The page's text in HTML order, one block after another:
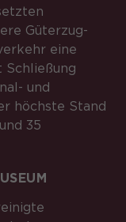
Güterzug-
eine
Schließung
und
höchste Stand
35